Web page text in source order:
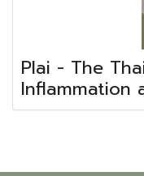
Plai - The
Inflammation